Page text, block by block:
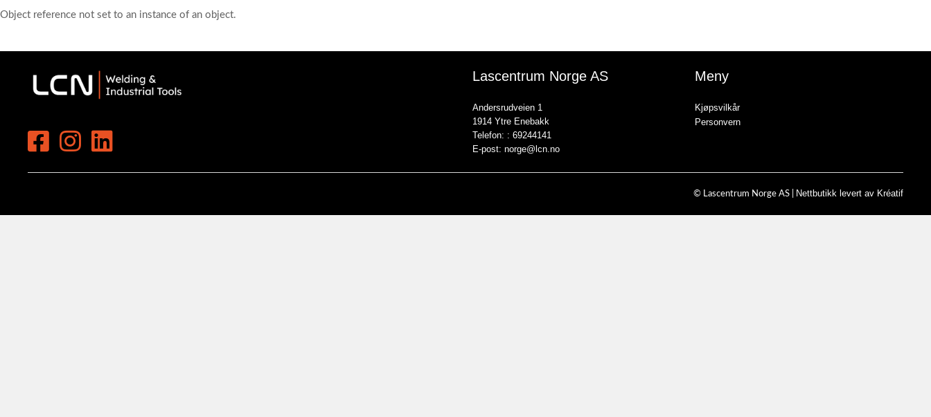
Object reference not set to an instance of an object.
Lascentrum Norge AS
Andersrudveien 1
1914 Ytre Enebakk
Telefon: : 69244141
E-post: norge@lcn.no
Meny
Kjøpsvilkår
Personvern
© Lascentrum Norge AS | Nettbutikk levert av Kréatif